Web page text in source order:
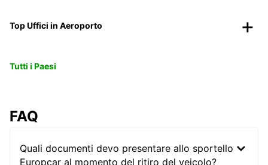
Top Uffici in Aeroporto
Tutti i Paesi
FAQ
Quali documenti devo presentare allo sportello
Europcar al momento del ritiro del veicolo?